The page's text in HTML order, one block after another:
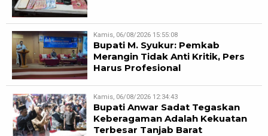
Kamis, 06/08/2026 15:55:08
Bupati M. Syukur: Pemkab
Merangin Tidak Anti Kritik, Pers
Harus Profesional
Kamis, 06/08/2026 12:34:43
Bupati Anwar Sadat Tegaskan
Keberagaman Adalah Kekuatan
Terbesar Tanjab Barat